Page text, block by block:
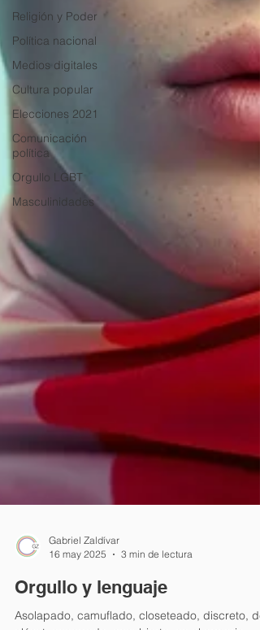
Religión y Poder
Política nacional
Medios digitales
Cultura popular
Elecciones 2021
Comunicación
política
Orgullo LGBT
Masculinidades
16 may 2025
3 min de lectura
Orgullo y lenguaje